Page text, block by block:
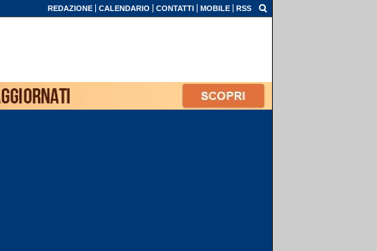
REDAZIONE CALENDARIO CONTATTI MOBILE RSS